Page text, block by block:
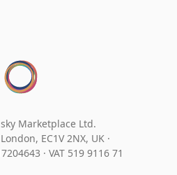
Marketplace Ltd.
EC1V 2NX, UK ·
· VAT 519 9116 71